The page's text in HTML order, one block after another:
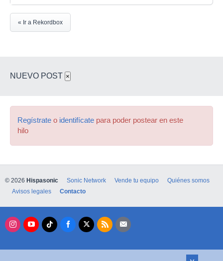
« Ir a Rekordbox
NUEVO POST ×
Regístrate o identifícate para poder postear en este
hilo
© 2026 Hispasonic Sonic Network Vende tu equipo
Quiénes somos
Avisos legales
Contacto